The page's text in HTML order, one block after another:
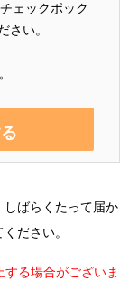
ェックボック
さい。
ばらくたって届か
ださい。
る場合がございま